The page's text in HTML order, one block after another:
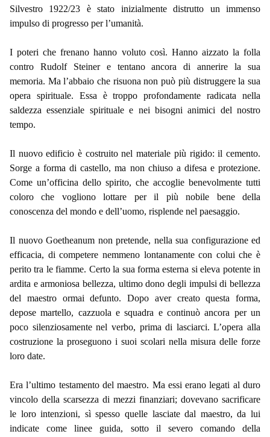
Silvestro 1922/23 è stato inizialmente distrutto un immenso
impulso di progresso per l’umanità.
I poteri che frenano hanno voluto così. Hanno aizzato la folla
contro Rudolf Steiner e tentano ancora di annerire la sua
memoria. Ma l’abbaio che risuona non può più distruggere la sua
opera spirituale. Essa è troppo profondamente radicata nella
saldezza essenziale spirituale e nei bisogni animici del nostro
tempo.
Il nuovo edificio è costruito nel materiale più rigido: il cemento.
Sorge a forma di castello, ma non chiuso a difesa e protezione.
Come un’officina dello spirito, che accoglie benevolmente tutti
coloro che vogliono lottare per il più nobile bene della
conoscenza del mondo e dell’uomo, risplende nel paesaggio.
Il nuovo Goetheanum non pretende, nella sua configurazione ed
efficacia, di competere nemmeno lontanamente con colui che è
perito tra le fiamme. Certo la sua forma esterna si eleva potente in
ardita e armoniosa bellezza, ultimo dono degli impulsi di bellezza
del maestro ormai defunto. Dopo aver creato questa forma,
depose martello, cazzuola e squadra e continuò ancora per un
poco silenziosamente nel verbo, prima di lasciarci. L’opera alla
costruzione la proseguono i suoi scolari nella misura delle forze
loro date.
Era l’ultimo testamento del maestro. Ma essi erano legati al duro
vincolo della scarsezza di mezzi finanziari; dovevano sacrificare
le loro intenzioni, sì spesso quelle lasciate dal maestro, da lui
indicate come linee guida, sotto il severo comando della